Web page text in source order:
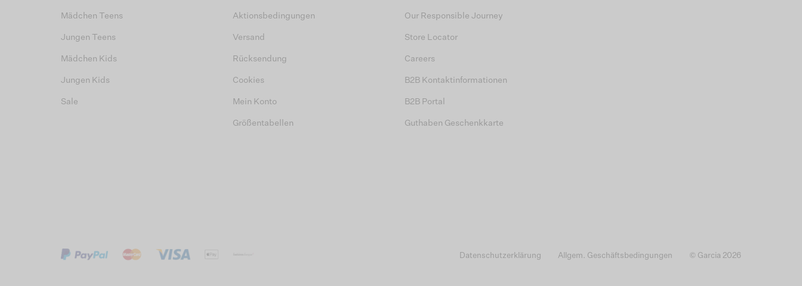
Mädchen Teens
Jungen Teens
Mädchen Kids
Jungen Kids
Sale
Aktionsbedingungen
Versand
Rücksendung
Cookies
Mein Konto
Größentabellen
Our Responsible Journey
Store Locator
Careers
B2B Kontaktinformationen
B2B Portal
Guthaben Geschenkkarte
Datenschutzerklärung Allgem. Geschäftsbedingungen © Garcia 2026